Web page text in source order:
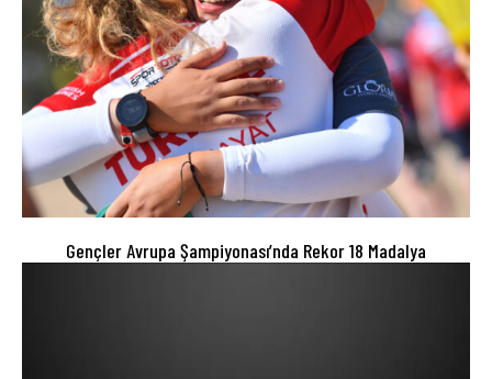
Gençler Avrupa Şampiyonası’nda Rekor 18 Madalya